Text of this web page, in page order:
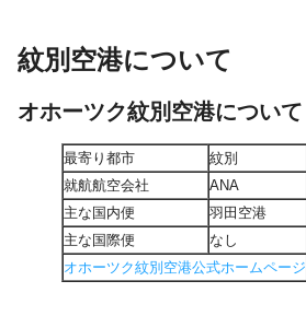
紋別空港について
オホーツク紋別空港について
最寄り都市
紋別
就航航空会社
ANA
主な国内便
羽田空港
主な国際便
なし
オホーツク紋別空港公式ホームページ